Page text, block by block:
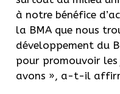
à notre bénéfice
la BMA que nous
développement du
pour promouvoir
avons », a-t-il